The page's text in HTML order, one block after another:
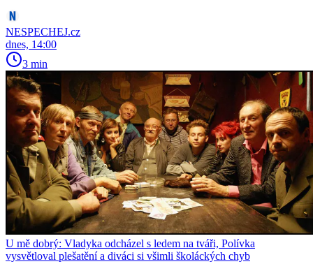
NESPECHEJ.cz
dnes, 14:00
3 min
U mě dobrý: Vladyka odcházel s ledem na tváři, Polívka
vysvětloval plešatění a diváci si všimli školáckých chyb